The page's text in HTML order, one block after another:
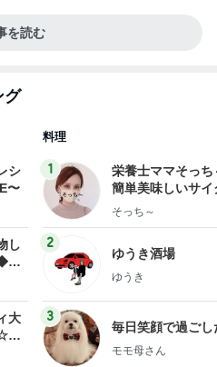
を読む
グ
シ
〜
し
大
き
料理
1
栄養士ママそっち
簡単美味しいサイ
献立
そっち～
2
ゆうき酒場
ゆうき
3
毎日笑顔で過ごし
モモ母さん